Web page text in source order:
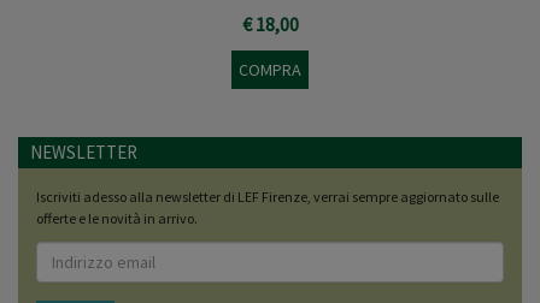
€ 18,00
COMPRA
NEWSLETTER
Iscriviti adesso alla newsletter di LEF Firenze, verrai sempre aggiornato sulle
offerte e le novità in arrivo.